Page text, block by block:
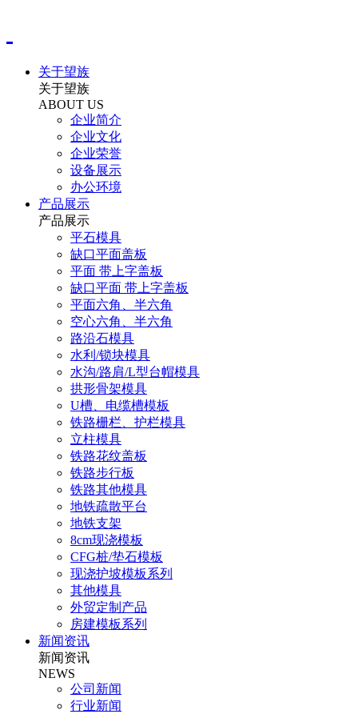
关于望族
关于望族
ABOUT US
企业简介
企业文化
企业荣誉
设备展示
办公环境
产品展示
产品展示
平石模具
缺口平面盖板
平面 带上字盖板
缺口平面 带上字盖板
平面六角、半六角
空心六角、半六角
路沿石模具
水利/锁块模具
水沟/路肩/L型台帽模具
拱形骨架模具
U槽、电缆槽模板
铁路栅栏、护栏模具
立柱模具
铁路花纹盖板
铁路步行板
铁路其他模具
地铁疏散平台
地铁支架
8cm现浇模板
CFG桩/垫石模板
现浇护坡模板系列
其他模具
外贸定制产品
房建模板系列
新闻资讯
新闻资讯
NEWS
公司新闻
行业新闻